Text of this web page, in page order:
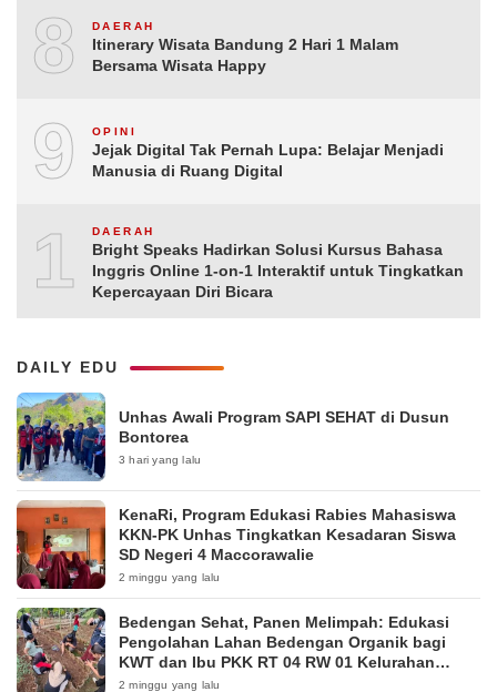
8 DAERAH
Itinerary Wisata Bandung 2 Hari 1 Malam
Bersama Wisata Happy
9 OPINI
Jejak Digital Tak Pernah Lupa: Belajar Menjadi
Manusia di Ruang Digital
10DAERAH
Bright Speaks Hadirkan Solusi Kursus Bahasa
Inggris Online 1-on-1 Interaktif untuk Tingkatkan
Kepercayaan Diri Bicara
DAILY EDU
Unhas Awali Program SAPI SEHAT di Dusun
Bontorea
3 hari yang lalu
KenaRi, Program Edukasi Rabies Mahasiswa
KKN-PK Unhas Tingkatkan Kesadaran Siswa
SD Negeri 4 Maccorawalie
2 minggu yang lalu
Bedengan Sehat, Panen Melimpah: Edukasi
Pengolahan Lahan Bedengan Organik bagi
KWT dan Ibu PKK RT 04 RW 01 Kelurahan
Pakintelan
2 minggu yang lalu